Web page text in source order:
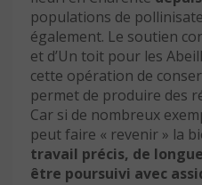
populations de
également. Le soutien
et d’Un toit pour les
cette opération de
permet de produire des
Car si de nombreux
peut faire « revenir » la
travail précis, de
être poursuivi avec